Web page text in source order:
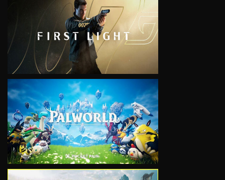
VIEW
VIEW